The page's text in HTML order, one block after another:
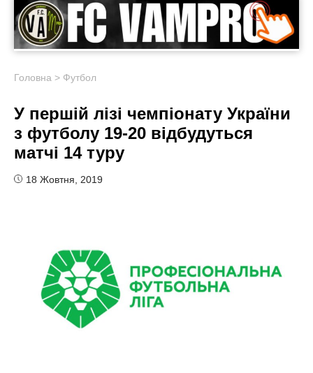
Головна > Футбол
У першій лізі чемпіонату України
з футболу 19-20 відбудуться
матчі 14 туру
18 Жовтня, 2019